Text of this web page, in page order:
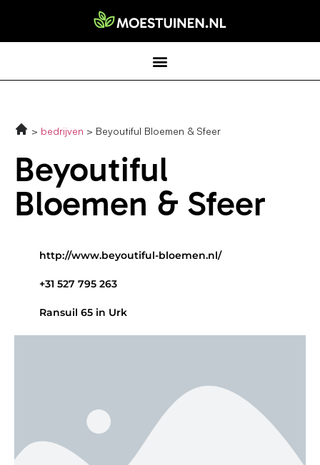
bedrijven Beyoutiful Bloemen & Sfeer
Beyoutiful
Bloemen & Sfeer
http://www.beyoutiful-bloemen.nl/
+31 527 795 263
Ransuil 65 in Urk